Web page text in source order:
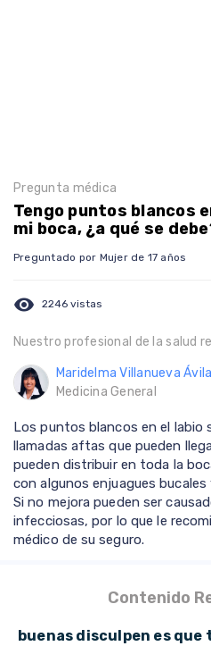
Pregunta médica
Tengo puntos blancos
mi boca, ¿a qué se
Preguntado por Mujer de 17 años
visibility 2246 vistas
Nuestro profesional de la salud
Maridelma Villanueva Ávila
Medicina General
Los puntos blancos en el labio
llamadas aftas que pueden
pueden distribuir en toda la
con algunos enjuagues bucales
Si no mejora pueden ser
infecciosas, por lo que le
médico de su seguro.
Contenido
buenas disculpen es que